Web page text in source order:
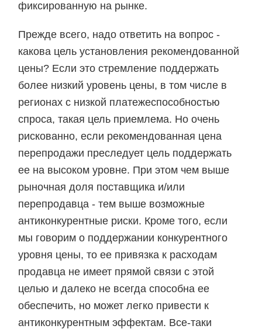
фиксированную на рынке.
Прежде всего, надо ответить на вопрос -
какова цель установления рекомендованной
цены? Если это стремление поддержать
более низкий уровень цены, в том числе в
регионах с низкой платежеспособностью
спроса, такая цель приемлема. Но очень
рискованно, если рекомендованная цена
перепродажи преследует цель поддержать
ее на высоком уровне. При этом чем выше
рыночная доля поставщика и/или
перепродавца - тем выше возможные
антиконкурентные риски. Кроме того, если
мы говорим о поддержании конкурентного
уровня цены, то ее привязка к расходам
продавца не имеет прямой связи с этой
целью и далеко не всегда способна ее
обеспечить, но может легко привести к
антиконкурентным эффектам. Все-таки